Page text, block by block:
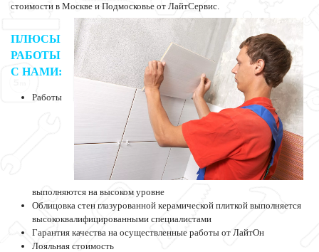
стоимости в Москве и Подмосковье от ЛайтСервис.
ПЛЮСЫ
РАБОТЫ
С НАМИ:
Работы
выполняются на высоком уровне
Облицовка стен глазурованной керамической плиткой выполняется
высококвалифицированными специалистами
Гарантия качества на осуществленные работы от ЛайтОн
Лояльная стоимость